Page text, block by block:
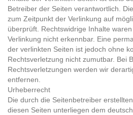
Betreiber der Seiten verantwortlich.
zum Zeitpunkt der Verlinkung auf
überprüft. Rechtswidrige Inhalte
Verlinkung nicht erkennbar. Eine
der verlinkten Seiten ist jedoch ohne
Rechtsverletzung nicht zumutbar. Bei
Rechtsverletzungen werden wir
entfernen.
Urheberrecht
Die durch die Seitenbetreiber
diesen Seiten unterliegen dem